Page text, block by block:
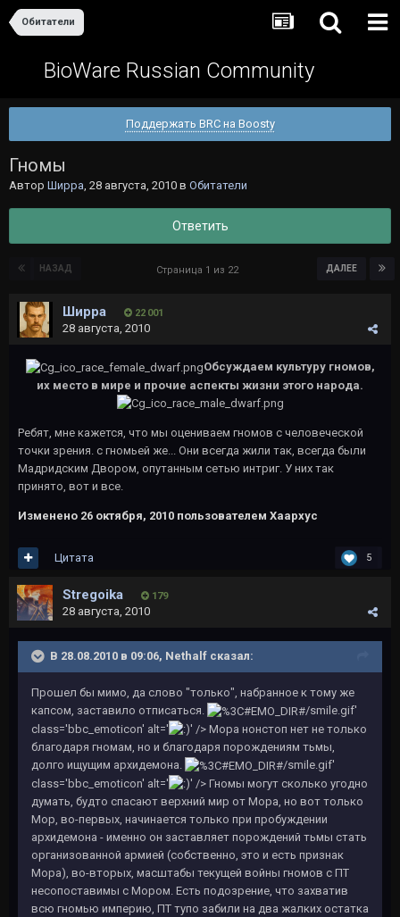
Обитатели
BioWare Russian Community
Поддержать BRC на Boosty
Гномы
Автор Ширра, 28 августа, 2010 в Обитатели
Ответить
НАЗАД ДАЛЕЕ
Страница 1 из 22
Ширра 22 001
28 августа, 2010
Обсуждаем культуру гномов,
их место в мире и прочие аспекты жизни этого народа.
Ребят, мне кажется, что мы оцениваем гномов с человеческой
точки зрения. с гномьей же... Они всегда жили так, всегда были
Мадридским Двором, опутанным сетью интриг. У них так
принято, вот и все.
Изменено 26 октября, 2010 пользователем Хаархус
5
Цитата
Stregoika 179
28 августа, 2010
В 28.08.2010 в 09:06, Nethalf сказал:
Прошел бы мимо, да слово "только", набранное к тому же
капсом, заставило отписаться.
/smile.gif'
class='bbc_emoticon' alt='
' /> Мора нонстоп нет не только
благодаря гномам, но и благодаря порождениям тьмы,
долго ищущим архидемона.
/smile.gif'
class='bbc_emoticon' alt='
' /> Гномы могут сколько угодно
думать, будто спасают верхний мир от Мора, но вот только
Мор, во-первых, начинается только при пробуждении
архидемона - именно он заставляет порождений тьмы стать
организованной армией (собственно, это и есть признак
Мора), во-вторых, масштабы текущей войны гномов с ПТ
несопоставимы с Мором. Есть подозрение, что захватив
всю гномью империю, ПТ тупо забили на два жалких остатка